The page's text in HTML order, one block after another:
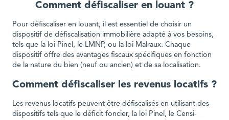
Comment défiscaliser en louant ?
Pour défiscaliser en louant, il est essentiel de choisir un
dispositif de défiscalisation immobilière adapté à vos besoins,
tels que la loi Pinel, le LMNP, ou la loi Malraux. Chaque
dispositif offre des avantages fiscaux spécifiques en fonction
de la nature du bien (neuf ou ancien) et de sa localisation.
Comment défiscaliser les revenus locatifs ?
Les revenus locatifs peuvent être défiscalisés en utilisant des
dispositifs tels que le déficit foncier, la loi Pinel, le Censi-